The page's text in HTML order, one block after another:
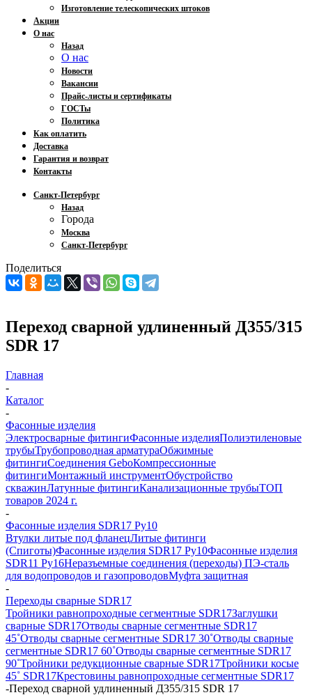
Изготовление телескопических штоков
Акции
О нас
Назад
О нас
Новости
Вакансии
Прайс-листы и сертификаты
ГОСТы
Политика
Как оплатить
Доставка
Гарантия и возврат
Контакты
Санкт-Петербург
Назад
Города
Москва
Санкт-Петербург
Поделиться
Переход сварной удлиненный Д355/315
SDR 17
Главная
-
Каталог
-
Фасонные изделия
Электросварные фитингиФасонные изделияПолиэтиленовые
трубыТрубопроводная арматураОбжимные
фитингиСоединения GeboКомпрессионные
фитингиМонтажный инструментОбустройство
скважинЛатунные фитингиКанализационные трубыТОП
товаров 2024 г.
-
Фасонные изделия SDR17 Ру10
Втулки литые под фланецЛитые фитинги
(Спиготы)Фасонные изделия SDR17 Ру10Фасонные изделия
SDR11 Ру16Неразъемные соединения (переходы) ПЭ-сталь
для водопроводов и газопроводовМуфта защитная
-
Переходы сварные SDR17
Тройники равнопроходные сегментные SDR17Заглушки
сварные SDR17Отводы сварные сегментные SDR17
45˚Отводы сварные сегментные SDR17 30˚Отводы сварные
сегментные SDR17 60˚Отводы сварные сегментные SDR17
90˚Тройники редукционные сварные SDR17Тройники косые
45˚ SDR17Крестовины равнопроходные сегментные SDR17
-Переход сварной удлиненный Д355/315 SDR 17